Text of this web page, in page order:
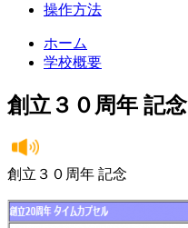
操作方法
ホーム
学校概要
創立３０周年 記念
創立３０周年 記念